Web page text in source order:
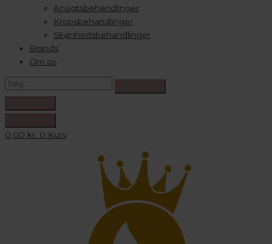
Ansigtsbehandlinger
Kropsbehandlinger
Skønhedsbehandlinger
Brands
Om os
0,00 kr. 0 Kurv